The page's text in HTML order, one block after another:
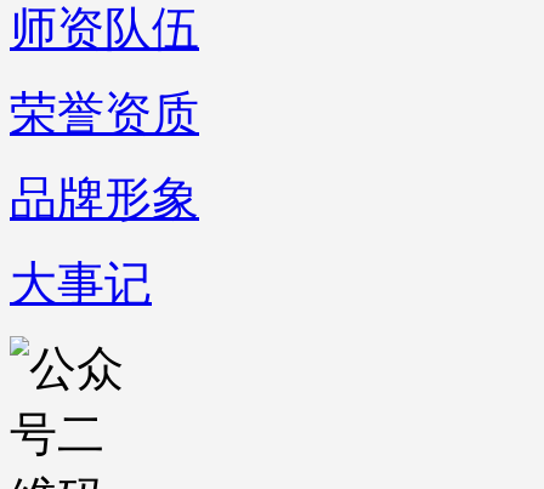
师资队伍
荣誉资质
品牌形象
大事记